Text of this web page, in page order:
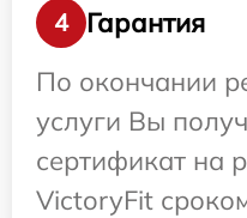
4
Гарантия
По окончании
услуги Вы
сертификат на
VictoryFit